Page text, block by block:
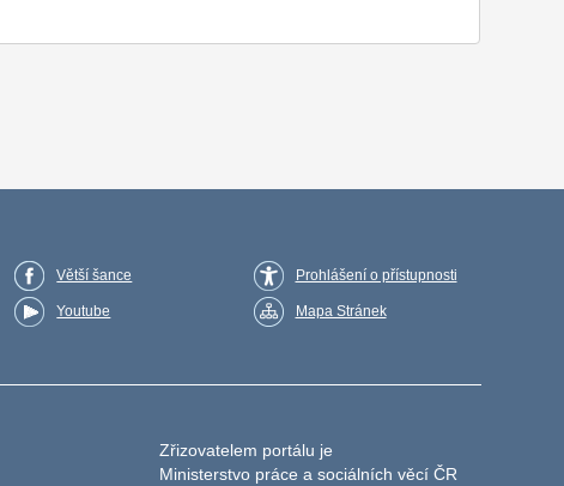
Větší šance
Youtube
Prohlášení o přístupnosti
Mapa Stránek
Zřizovatelem portálu je
Ministerstvo práce a sociálních věcí ČR